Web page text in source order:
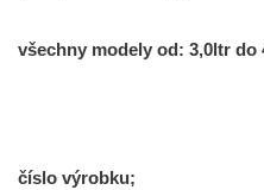
všechny modely od: 3,0ltr do
číslo výrobku;